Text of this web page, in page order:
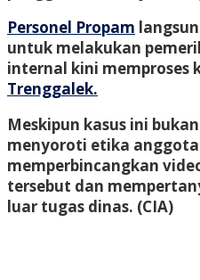
Personel Propam
untuk melakukan
internal kini memproses
Trenggalek.
Meskipun kasus ini
menyoroti etika
memperbincangkan
tersebut dan
luar tugas dinas. (CIA)